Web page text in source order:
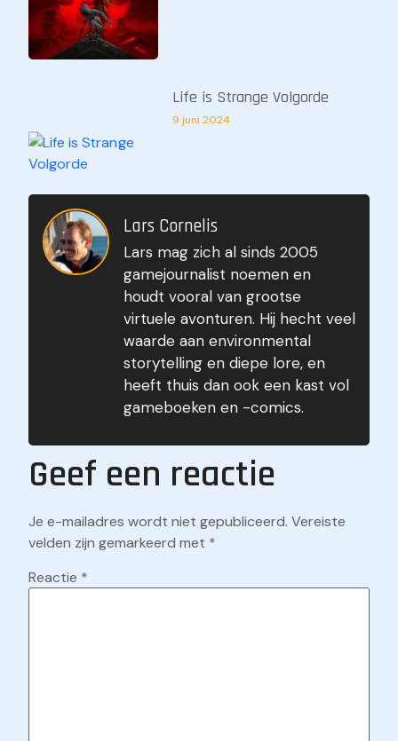
Life is Strange Volgorde
9 juni 2024
Gears of War Volgorde
9 juni 2024
Lars Cornelis
Lars mag zich al sinds 2005
gamejournalist noemen en
houdt vooral van grootse
virtuele avonturen. Hij hecht veel
waarde aan environmental
storytelling en diepe lore, en
heeft thuis dan ook een kast vol
gameboeken en -comics.
Geef een reactie
Je e-mailadres wordt niet gepubliceerd. Vereiste
velden zijn gemarkeerd met *
Reactie *